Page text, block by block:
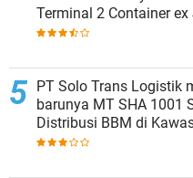
Terminal 2 Container ex
Strengthening
PT Solo Trans Logistik
barunya MT SHA 1001 Siap Layani
Distribusi BBM di
bagian Timur